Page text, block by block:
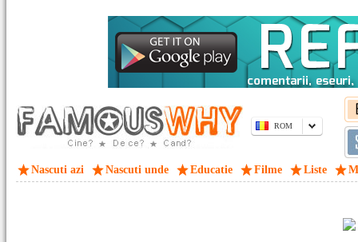
ROM
Nascuti azi Nascuti unde Educatie Filme Liste